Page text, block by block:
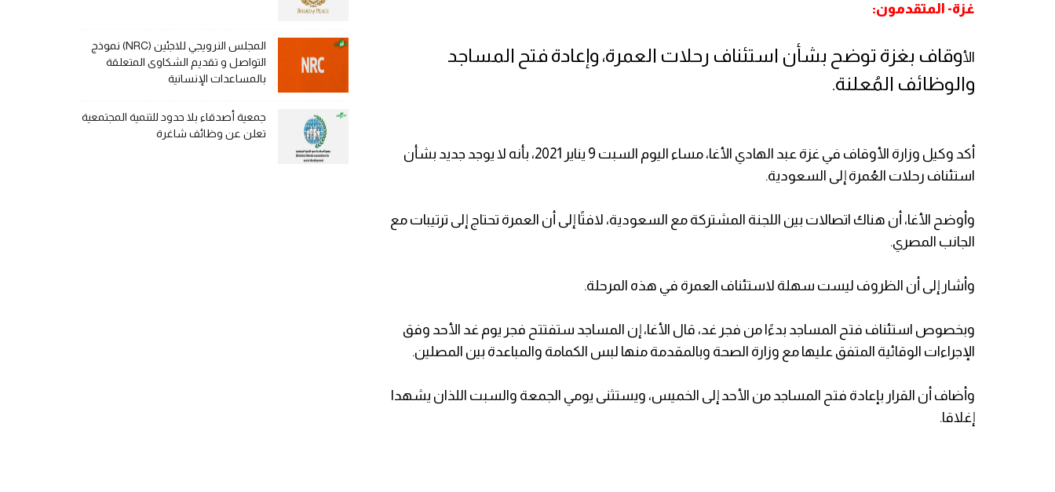
غزة- المتقدمون:
الأوقاف بغزة توضح بشأن استئناف رحلات العمرة، وإعادة فتح المساجد
والوظائف المُعلنة.
أكد وكيل وزارة الأوقاف في غزة عبد الهادي الأغا، مساء اليوم السبت 9 يناير 2021، بأنه لا يوجد جديد بشأن
استئناف رحلات العُمرة إلى السعودية.
وأوضح الأغا، أن هناك اتصالات بين اللجنة المشتركة مع السعودية، لافتًا إلى أن العمرة تحتاج إلى ترتيبات مع
الجانب المصري.
وأشار إلى أن الظروف ليست سهلة لاستئناف العمرة في هذه المرحلة.
وبخصوص استئناف فتح المساجد بدءًا من فجر غد، قال الأغا، إن المساجد ستفتتح فجر يوم غد الأحد وفق
الإجراءات الوقائية المتفق عليها مع وزارة الصحة وبالمقدمة منها لبس الكمامة والمباعدة بين المصلين.
وأضاف أن القرار بإعادة فتح المساجد من الأحد إلى الخميس، ويستثنى يومي الجمعة والسبت اللذان يشهدا
إغلاقا.
المجلس النرويجي للاجئين (NRC) نموذج
التواصل و تقديم الشكاوى المتعلقة
بالمساعدات الإنسانية
جمعية أصدقاء بلا حدود للتنمية المجتمعية
تعلن عن وظائف شاغرة